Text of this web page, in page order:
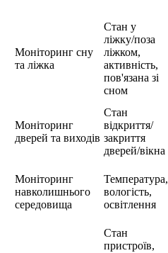
Моніторинг сну
та ліжка
Стан у
ліжку/поза
ліжком,
активність,
пов'язана зі
сном
Моніторинг
дверей та виходів
Стан
відкриття/
закриття
дверей/вікна
Моніторинг
навколишнього
середовища
Температура,
вологість,
освітлення
Стан
пристроїв,